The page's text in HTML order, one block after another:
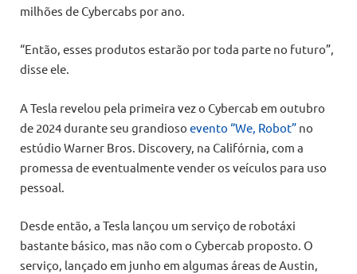
milhões de Cybercabs por ano.
“Então, esses produtos estarão por toda parte no futuro”,
disse ele.
A Tesla revelou pela primeira vez o Cybercab em outubro
de 2024 durante seu grandioso evento “We, Robot” no
estúdio Warner Bros. Discovery, na Califórnia, com a
promessa de eventualmente vender os veículos para uso
pessoal.
Desde então, a Tesla lançou um serviço de robotáxi
bastante básico, mas não com o Cybercab proposto. O
serviço, lançado em junho em algumas áreas de Austin,